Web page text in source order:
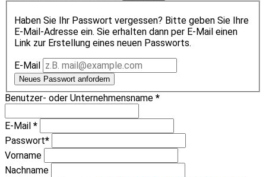
Haben Sie Ihr Passwort vergessen? Bitte geben Sie Ihre
E-Mail-Adresse ein. Sie erhalten dann per E-Mail einen
Link zur Erstellung eines neuen Passworts.
E-Mail
Neues Passwort anfordern
Benutzer- oder Unternehmensname *
E-Mail *
Passwort*
Vorname
Nachname